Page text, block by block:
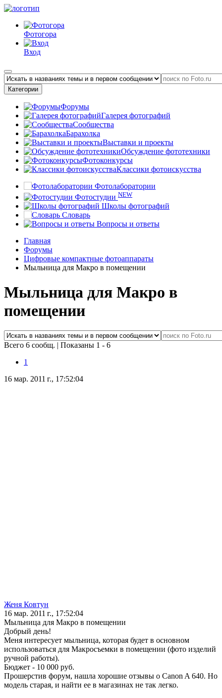
Фотогора
Вход
Категории
Форумы
Галерея фотографий
Сообщества
Барахолка
Выставки и проекты
Обсуждение фототехники
Фотоконкурсы
Классики фотоискусства
Фотолаборатории
Фотостудии NEW
Школы фотографий
Словарь
Вопросы и ответы
Главная
Форумы
Цифровые компактные фотоаппараты
Мыльница для Макро в помещении
Мыльница для Макро в
помещении
Всего 6 сообщ. | Показаны 1 - 6
1
16 мар. 2011 г., 17:52:04
Женя Ковтун
16 мар. 2011 г., 17:52:04
Мыльница для Макро в помещении
Добрый день!
Меня интересует мыльница, которая будет в основном
использоваться для Макросъемки в помещении (фото изделий
ручной работы).
Бюджет - 10 000 руб.
Прошерстив форум, нашла хорошие отзывы о Canon A 640. Но
модель старая, и найти ее в магазинах не так легко.